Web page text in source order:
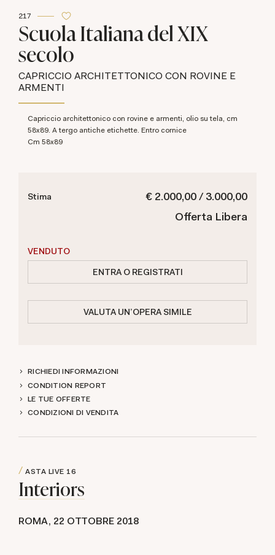
217
Scuola Italiana del XIX
secolo
CAPRICCIO ARCHITETTONICO CON ROVINE E
ARMENTI
Capriccio architettonico con rovine e armenti, olio su tela, cm
58x89. A tergo antiche etichette. Entro cornice
cm 58x89
€ 2.000,00 / 3.000,00
Stima
Offerta Libera
VENDUTO
ENTRA O REGISTRATI
VALUTA UN'OPERA SIMILE
RICHIEDI INFORMAZIONI
CONDITION REPORT
LE TUE OFFERTE
CONDIZIONI DI VENDITA
ASTA LIVE 16
Interiors
ROMA, 22 OTTOBRE 2018